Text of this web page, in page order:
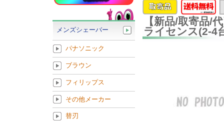
【新品/取寄品/
ライセンス(2-4
メンズシェーバー
パナソニック
ブラウン
フィリップス
その他メーカー
替刃